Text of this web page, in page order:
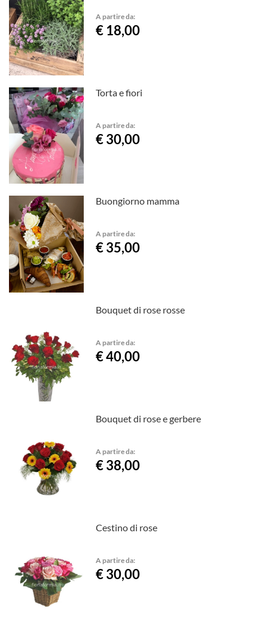
A partire da:
€ 18,00
Torta e fiori
A partire da:
€ 30,00
Buongiorno mamma
A partire da:
€ 35,00
Bouquet di rose rosse
A partire da:
€ 40,00
Bouquet di rose e gerbere
A partire da:
€ 38,00
Cestino di rose
A partire da:
€ 30,00